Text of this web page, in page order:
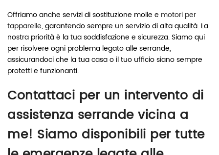
Offriamo anche servizi di sostituzione molle e motori per
tapparelle, garantendo sempre un servizio di alta qualità. La
nostra priorità è la tua soddisfazione e sicurezza. Siamo qui
per risolvere ogni problema legato alle serrande,
assicurandoci che la tua casa o il tuo ufficio siano sempre
protetti e funzionanti.
Contattaci per un intervento di
assistenza serrande vicina a
me! Siamo disponibili per tutte